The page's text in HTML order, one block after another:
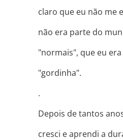
claro que eu não me
não era parte do
"normais", que eu
"gordinha".
.
Depois de tantos
cresci e aprendi a